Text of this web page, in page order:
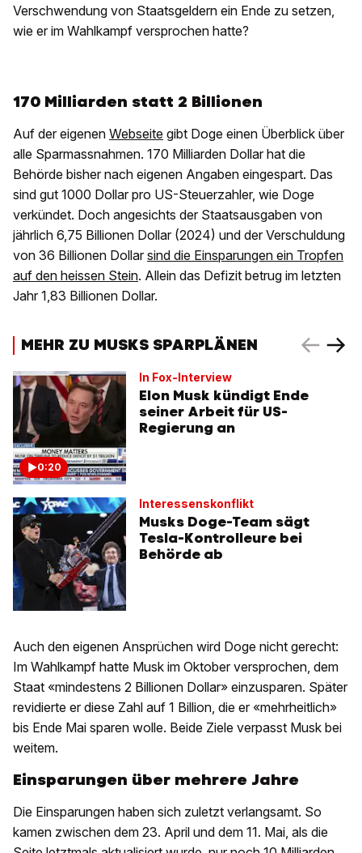
Verschwendung von Staatsgeldern ein Ende zu setzen,
wie er im Wahlkampf versprochen hatte?
170 Milliarden statt 2 Billionen
Auf der eigenen Webseite gibt Doge einen Überblick über
alle Sparmassnahmen. 170 Milliarden Dollar hat die
Behörde bisher nach eigenen Angaben eingespart. Das
sind gut 1000 Dollar pro US-Steuerzahler, wie Doge
verkündet. Doch angesichts der Staatsausgaben von
jährlich 6,75 Billionen Dollar (2024) und der Verschuldung
von 36 Billionen Dollar sind die Einsparungen ein Tropfen
auf den heissen Stein. Allein das Defizit betrug im letzten
Jahr 1,83 Billionen Dollar.
MEHR ZU MUSKS SPARPLÄNEN
0:20
In Fox-Interview
Elon Musk kündigt Ende
seiner Arbeit für US-
Regierung an
Interessenskonflikt
Musks Doge-Team sägt
Tesla-Kontrolleure bei
Behörde ab
Auch den eigenen Ansprüchen wird Doge nicht gerecht:
Im Wahlkampf hatte Musk im Oktober versprochen, dem
Staat «mindestens 2 Billionen Dollar» einzusparen. Später
revidierte er diese Zahl auf 1 Billion, die er «mehrheitlich»
bis Ende Mai sparen wolle. Beide Ziele verpasst Musk bei
weitem.
Einsparungen über mehrere Jahre
Die Einsparungen haben sich zuletzt verlangsamt. So
kamen zwischen dem 23. April und dem 11. Mai, als die